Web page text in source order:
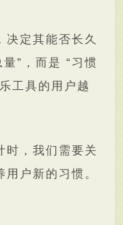
决定其能否长久
”，而是 “习惯
工具的用户越
时，我们需要关
户新的习惯。